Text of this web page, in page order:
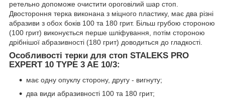
ретельно допоможе очистити ороговілий шар стоп.
Двостороння терка виконана з міцного пластику, має два різні
абразиви з обох боків 100 та 180 грит. Більш грубою стороною
(100 грит) виконується перше шліфування, потім стороною
дрібнішої абразивності (180 грит) доводиться до гладкості.
Особливості терки для стоп STALEKS PRO
EXPERT 10 TYPE 3 AE 10/3:
має одну опуклу сторону, другу - вигнуту;
два види абразивності 100 та 180 грит;